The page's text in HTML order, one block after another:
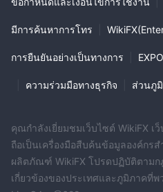
มีการค้นหาการโทร
การยืนยันอย่างเป็นทางการ EXPO
ความร่วมมือทางธุรกิจ ส่วนภู
คุณกำลังเยี่ยมชมเว็บไซต์ WikiFX
ถือเป็นเครื่องมือสืบค้นข้อมูลองค์กร
ผลิตภัณฑ์ WikiFX โปรดปฏิบัติตามก
เกี่ยวข้องของประเทศและภูมิภาคที่พ